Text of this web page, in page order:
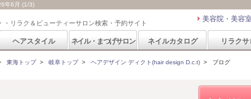
年6月 (1/3)
・リラク＆ビューティーサロン検索・予約サイト 美容院・美容
ヘアスタイル ネイル・まつげサロン ネイルカタログ リラクサ
東海トップ> 岐阜トップ> ヘアデザイン ディクト(hair design D.c.t) > ブログ